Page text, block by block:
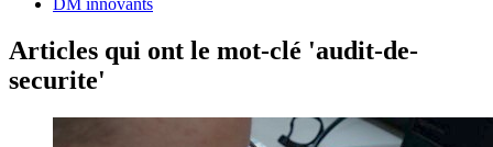
Articles qui ont le mot-clé 'audit-de-
securite'